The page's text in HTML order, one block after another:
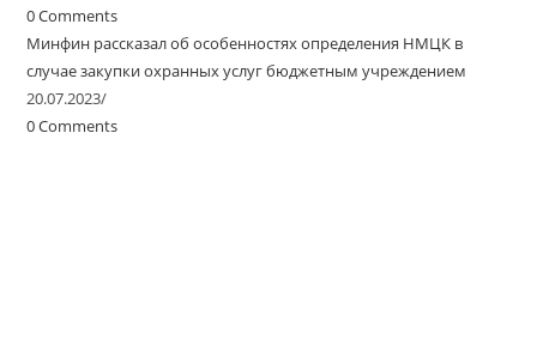
0 Comments
Минфин рассказал об особенностях определения НМЦК в
случае закупки охранных услуг бюджетным учреждением
20.07.2023/
0 Comments